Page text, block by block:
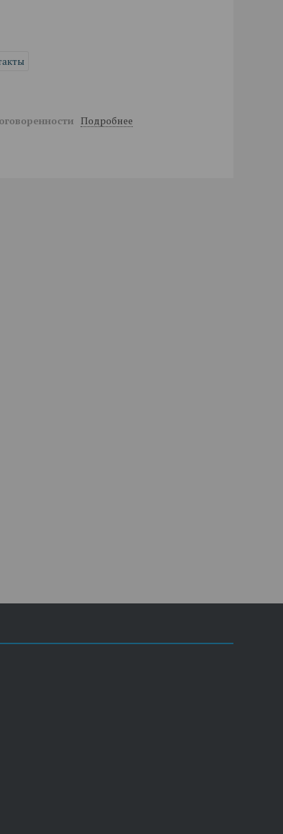
Подробнее